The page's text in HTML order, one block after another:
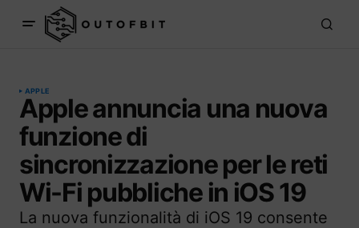
APPLE
Apple annuncia una nuova
funzione di
sincronizzazione per le reti
Wi-Fi pubbliche in iOS 19
La nuova funzionalità di iOS 19 consente